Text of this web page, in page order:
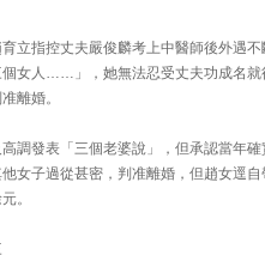
立指控丈夫嚴俊麟考上中醫師後外遇
個女人……」，她無法忍受丈夫功成名
離婚。
調發表「三個老婆說」，但承認當年
女子過從甚密，判准離婚，但趙女逕
。